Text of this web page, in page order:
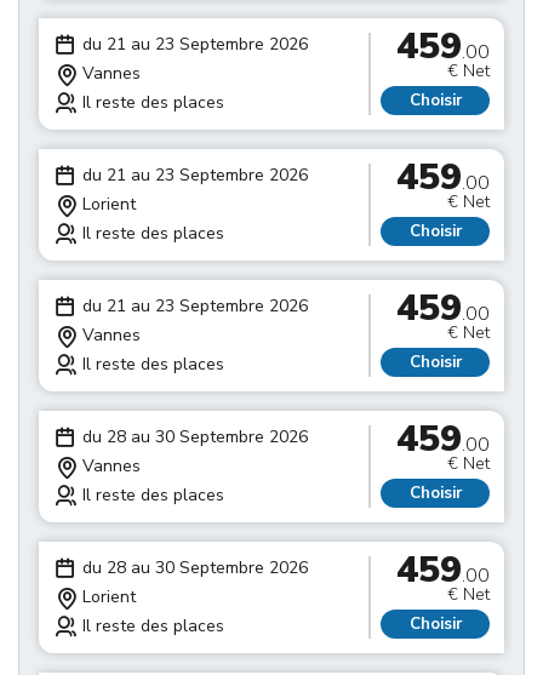
du 21 au 23 Septembre 2026
Vannes
Il reste des places
459.00
€ Net
Choisir
du 21 au 23 Septembre 2026
Lorient
Il reste des places
459.00
€ Net
Choisir
du 21 au 23 Septembre 2026
Vannes
Il reste des places
459.00
€ Net
Choisir
du 28 au 30 Septembre 2026
Vannes
Il reste des places
459.00
€ Net
Choisir
du 28 au 30 Septembre 2026
Lorient
Il reste des places
459.00
€ Net
Choisir